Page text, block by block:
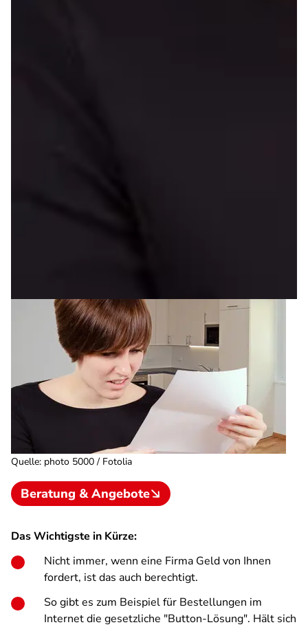
Quelle: photo 5000 / Fotolia
Beratung & Angebote
Das Wichtigste in Kürze:
Nicht immer, wenn eine Firma Geld von Ihnen
fordert, ist das auch berechtigt.
So gibt es zum Beispiel für Bestellungen im
Internet die gesetzliche "Button-Lösung". Hält sich